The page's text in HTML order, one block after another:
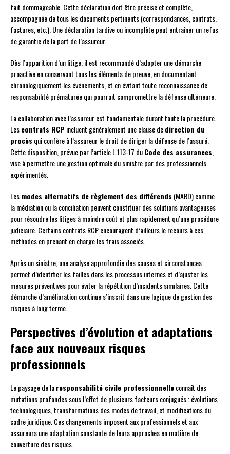
fait dommageable. Cette déclaration doit être précise et complète,
accompagnée de tous les documents pertinents (correspondances, contrats,
factures, etc.). Une déclaration tardive ou incomplète peut entraîner un refus
de garantie de la part de l’assureur.
Dès l’apparition d’un litige, il est recommandé d’adopter une démarche
proactive en conservant tous les éléments de preuve, en documentant
chronologiquement les événements, et en évitant toute reconnaissance de
responsabilité prématurée qui pourrait compromettre la défense ultérieure.
La collaboration avec l’assureur est fondamentale durant toute la procédure.
Lescontrats RCP incluent généralement une clause dedirection du
procès qui confère à l’assureur le droit de diriger la défense de l’assuré.
Cette disposition, prévue par l’article L.113-17 duCode des assurances,
vise à permettre une gestion optimale du sinistre par des professionnels
expérimentés.
Lesmodes alternatifs de règlement des différends (MARD) comme
la médiation ou la conciliation peuvent constituer des solutions avantageuses
pour résoudre les litiges à moindre coût et plus rapidement qu’une procédure
judiciaire. Certains contrats RCP encouragent d’ailleurs le recours à ces
méthodes en prenant en charge les frais associés.
Après un sinistre, une analyse approfondie des causes et circonstances
permet d’identifier les failles dans les processus internes et d’ajuster les
mesures préventives pour éviter la répétition d’incidents similaires. Cette
démarche d’amélioration continue s’inscrit dans une logique de gestion des
risques à long terme.
Perspectives d’évolution et adaptations
face aux nouveaux risques
professionnels
Le paysage de laresponsabilité civile professionnelleconnaît des
mutations profondes sous l’effet de plusieurs facteurs conjugués : évolutions
technologiques, transformations des modes de travail, et modifications du
cadre juridique. Ces changements imposent aux professionnels et aux
assureurs une adaptation constante de leurs approches en matière de
couverture des risques.